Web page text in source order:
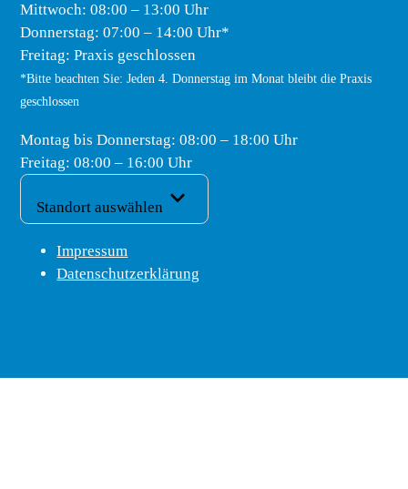
Mittwoch: 08:00 – 13:00 Uhr
Donnerstag: 07:00 – 14:00 Uhr*
Freitag: Praxis geschlossen
*Bitte beachten Sie: Jeden 4. Donnerstag im Monat bleibt die Praxis
geschlossen
Montag bis Donnerstag: 08:00 – 18:00 Uhr
Freitag: 08:00 – 16:00 Uhr
Navigation überspringen
Standort auswählen
Navigation überspringen
Impressum
Datenschutzerklärung